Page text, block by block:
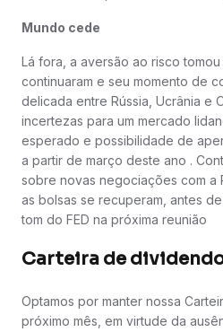
Mundo cede
Lá fora, a aversão ao risco
continuaram e seu momento de
delicada entre Rússia, Ucrânia e
incertezas para um mercado
esperado e possibilidade de
a partir de março deste ano .
sobre novas negociações com a
as bolsas se recuperam, antes
tom do FED na próxima reunião
Carteira de
Optamos por manter nossa
próximo mês, em virtude da